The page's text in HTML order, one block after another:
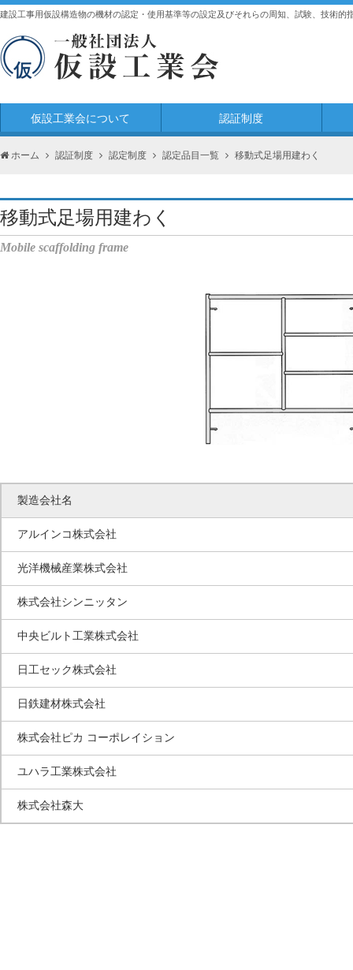
建設工事用仮設構造物の機材の認定・使用基準等の設定及びそれらの周知、試験、技術的
仮設工業会について 認証制度
ホーム 認証制度 認定制度 認定品目一覧 移動式足場用建わく
移動式足場用建わく
Mobile scaffolding frame
製造会社名
アルインコ株式会社
光洋機械産業株式会社
株式会社シンニッタン
中央ビルト工業株式会社
日工セック株式会社
日鉄建材株式会社
株式会社ピカ コーポレイション
ユハラ工業株式会社
株式会社森大